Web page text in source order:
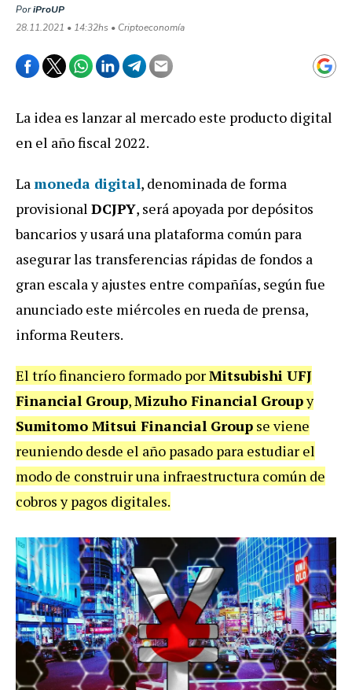
PoriProUP
28.11.2021 • 14:32hs • Criptoeconomía
La idea es lanzar al mercado este producto digital
en el año fiscal 2022.
Lamoneda digital, denominada de forma
provisional DCJPY, será apoyada por depósitos
bancarios y usará una plataforma común para
asegurar las transferencias rápidas de fondos a
gran escala y ajustes entre compañías, según fue
anunciado este miércoles en rueda de prensa,
informa Reuters.
El trío financiero formado porMitsubishi UFJ
Financial Group,Mizuho Financial Groupy
Sumitomo Mitsui Financial Group se viene
reuniendo desde el año pasado para estudiar el
modo de construir una infraestructura común de
cobros y pagos digitales.